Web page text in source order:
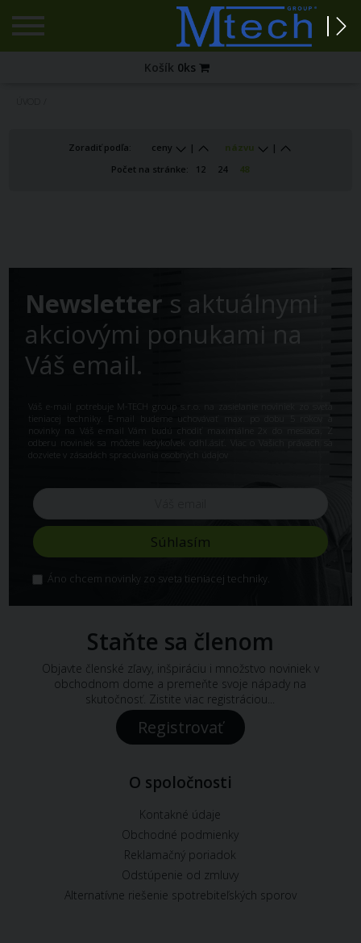
Košík 0ks
Zoradiť podľa: ceny | názvu
|
Počet na stránke: 12 24 48
Newsletter s aktuálnymi
akciovými ponukami na
Váš email.
Váš e-mail potrebuje M-TECH group s.r.o. na zasielanie noviniek zo sveta
tieniacej techniky. E-mail budeme uchovávať max. po dobu 5 rokov a
novinky na Váš e-mail Vám budú chodiť maximálne 2x do mesiaca. Z
odberu noviniek sa môžete kedykoľvek odhl.ásiť. Viac o Vašich právach sa
dozviete v zásadách spracúvania osobných údajov
Áno chcem novinky zo sveta tieniacej techniky.
Staňte sa členom
Objavte členské zľavy, inšpiráciu i množstvo noviniek v
obchodnom dome a premeňte svoje nápady na
skutočnosť. Zistite viac registráciou...
Registrovať
O spoločnosti
Kontakné údaje
Obchodné podmienky
Reklamačný poriadok
Odstúpenie od zmluvy
Alternatívne riešenie spotrebiteľských sporov